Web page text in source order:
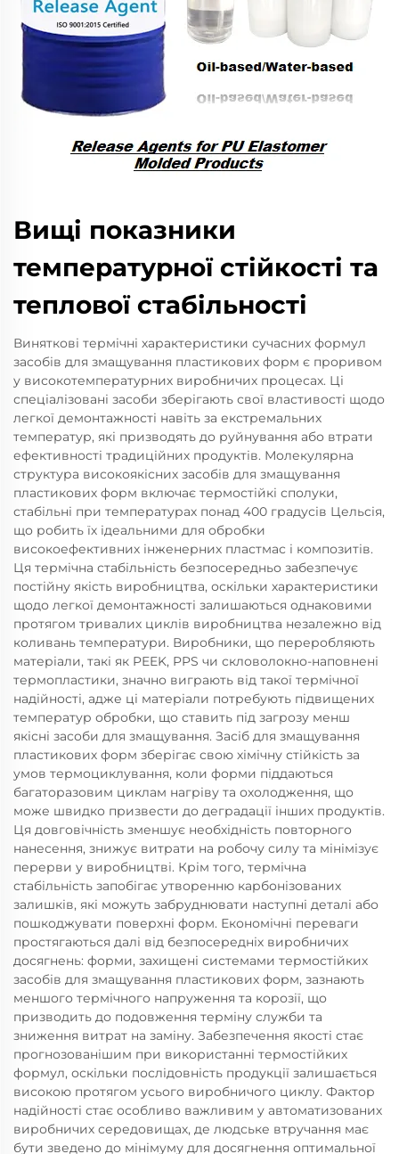
Вищі показники
температурної стійкості та
теплової стабільності
Виняткові термічні характеристики сучасних формул
засобів для змащування пластикових форм є проривом
у високотемпературних виробничих процесах. Ці
спеціалізовані засоби зберігають свої властивості щодо
легкої демонтажності навіть за екстремальних
температур, які призводять до руйнування або втрати
ефективності традиційних продуктів. Молекулярна
структура високоякісних засобів для змащування
пластикових форм включає термостійкі сполуки,
стабільні при температурах понад 400 градусів Цельсія,
що робить їх ідеальними для обробки
високоефективних інженерних пластмас і композитів.
Ця термічна стабільність безпосередньо забезпечує
постійну якість виробництва, оскільки характеристики
щодо легкої демонтажності залишаються однаковими
протягом тривалих циклів виробництва незалежно від
коливань температури. Виробники, що переробляють
матеріали, такі як PEEK, PPS чи скловолокно-наповнені
термопластики, значно виграють від такої термічної
надійності, адже ці матеріали потребують підвищених
температур обробки, що ставить під загрозу менш
якісні засоби для змащування. Засіб для змащування
пластикових форм зберігає свою хімічну стійкість за
умов термоциклування, коли форми піддаються
багаторазовим циклам нагріву та охолодження, що
може швидко призвести до деградації інших продуктів.
Ця довговічність зменшує необхідність повторного
нанесення, знижує витрати на робочу силу та мінімізує
перерви у виробництві. Крім того, термічна
стабільність запобігає утворенню карбонізованих
залишків, які можуть забруднювати наступні деталі або
пошкоджувати поверхні форм. Економічні переваги
простягаються далі від безпосередніх виробничих
досягнень: форми, захищені системами термостійких
засобів для змащування пластикових форм, зазнають
меншого термічного напруження та корозії, що
призводить до подовження терміну служби та
зниження витрат на заміну. Забезпечення якості стає
прогнозованішим при використанні термостійких
формул, оскільки послідовність продукції залишається
високою протягом усього виробничого циклу. Фактор
надійності стає особливо важливим у автоматизованих
виробничих середовищах, де людське втручання має
бути зведено до мінімуму для досягнення оптимальної